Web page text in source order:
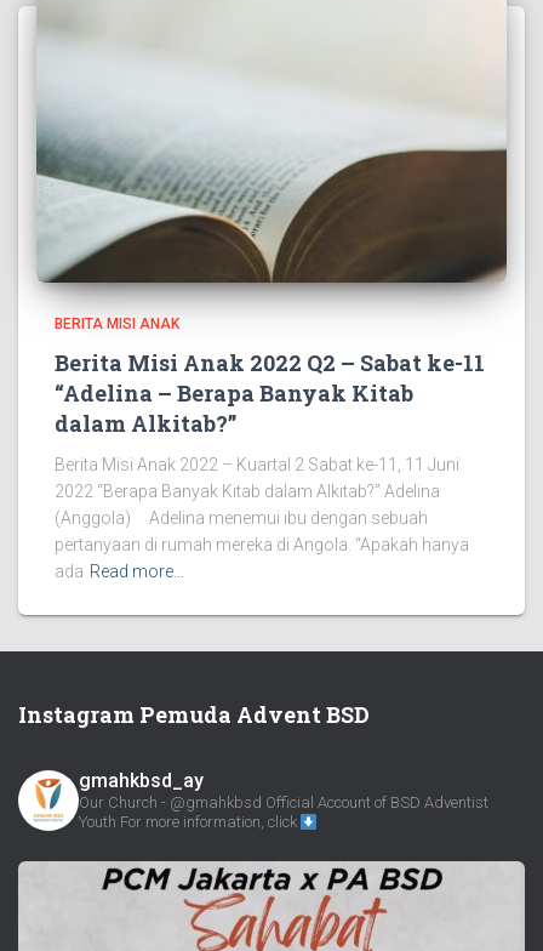
BERITA MISI ANAK
Berita Misi Anak 2022 Q2 – Sabat ke-11
“Adelina – Berapa Banyak Kitab
dalam Alkitab?”
Berita Misi Anak 2022 – Kuartal 2 Sabat ke-11, 11 Juni
2022 “Berapa Banyak Kitab dalam Alkitab?” Adelina
(Anggola) Adelina menemui ibu dengan sebuah
pertanyaan di rumah mereka di Angola. “Apakah hanya
ada Read more…
Instagram Pemuda Advent BSD
gmahkbsd_ay
Our Church - @gmahkbsd Official Account of BSD Adventist
Youth For more information, click